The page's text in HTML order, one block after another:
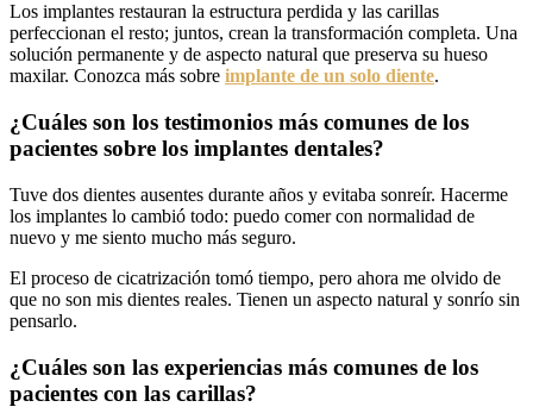
Los implantes restauran la estructura perdida y las carillas
perfeccionan el resto; juntos, crean la transformación completa. Una
solución permanente y de aspecto natural que preserva su hueso
maxilar. Conozca más sobre implante de un solo diente.
¿Cuáles son los testimonios más comunes de los
pacientes sobre los implantes dentales?
Tuve dos dientes ausentes durante años y evitaba sonreír. Hacerme
los implantes lo cambió todo: puedo comer con normalidad de
nuevo y me siento mucho más seguro.
El proceso de cicatrización tomó tiempo, pero ahora me olvido de
que no son mis dientes reales. Tienen un aspecto natural y sonrío sin
pensarlo.
¿Cuáles son las experiencias más comunes de los
pacientes con las carillas?